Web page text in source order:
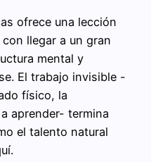
ofrece una lección
llegar a un gran
mental y
El trabajo invisible -
físico, la
aprender- termina
el talento natural